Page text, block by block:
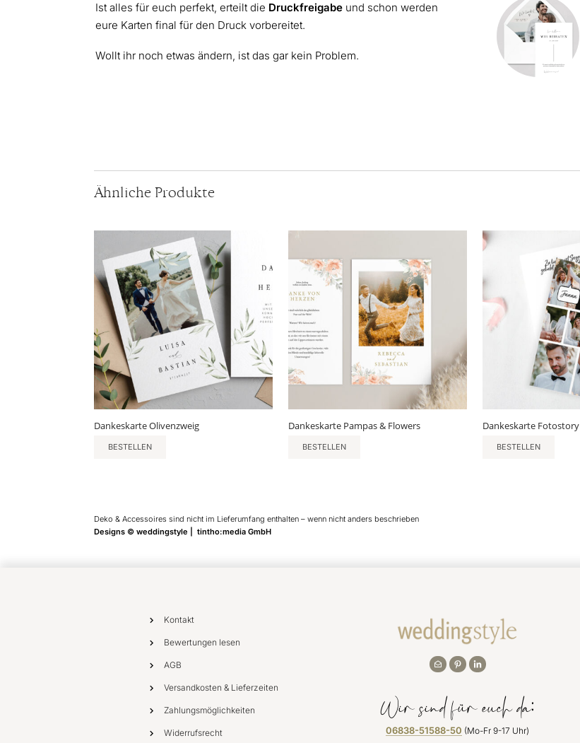
Ist alles für euch perfekt, erteilt die Druckfreigabe und schon werden
eure Karten final für den Druck vorbereitet.
Wollt ihr noch etwas ändern, ist das gar kein Problem.
Ähnliche Produkte
Dankeskarte Olivenzweig
BESTELLEN
Dankeskarte Pampas & Flowers
BESTELLEN
Dankeskarte Fotostory
BESTELLEN
Deko & Accessoires sind nicht im Lieferumfang enthalten – wenn nicht anders beschrieben
Designs © weddingstyle | tintho:media GmbH
Kontakt
Bewertungen lesen
AGB
Versandkosten & Lieferzeiten
Zahlungsmöglichkeiten
Widerrufsrecht
Wir sind für euch da:
06838-51588-50 (Mo-Fr 9-17 Uhr)